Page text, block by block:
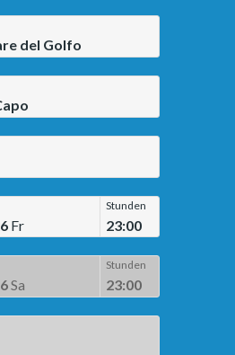
del Golfo
Fr
Stunden
23:00
Sa
Stunden
23:00